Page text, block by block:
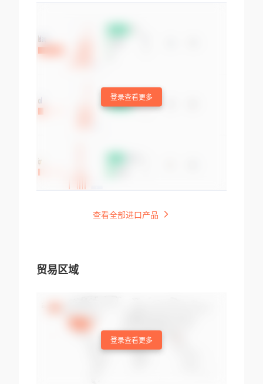
登录查看更多
查看全部进口产品
贸易区域
登录查看更多